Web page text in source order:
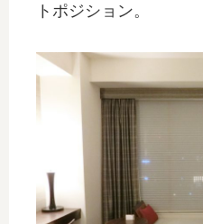
トポジション。